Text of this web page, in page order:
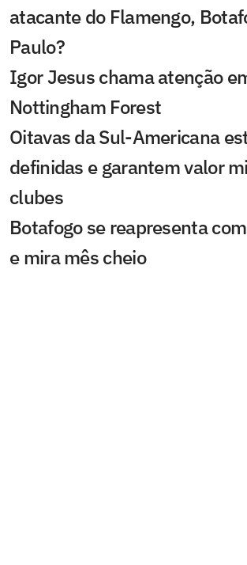
atacante do Flamengo,
Paulo?
Igor Jesus chama atenção
Nottingham Forest
Oitavas da Sul-Americana
definidas e garantem valor
clubes
Botafogo se reapresenta
e mira mês cheio